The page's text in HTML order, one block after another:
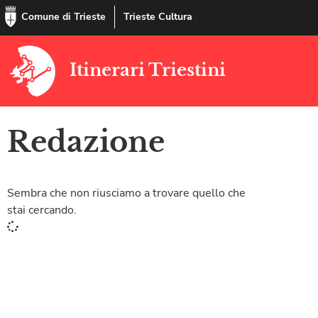
Comune di Trieste Trieste Cultura
Itinerari Triestini
Redazione
Sembra che non riusciamo a trovare quello che
stai cercando.